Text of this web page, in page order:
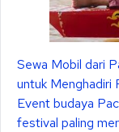
Sewa Mobil dari
untuk Menghadiri
Event budaya
festival paling